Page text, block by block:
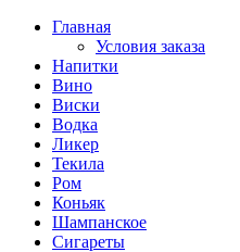
Главная
Условия заказа
Напитки
Вино
Виски
Водка
Ликер
Текила
Ром
Коньяк
Шампанское
Сигареты